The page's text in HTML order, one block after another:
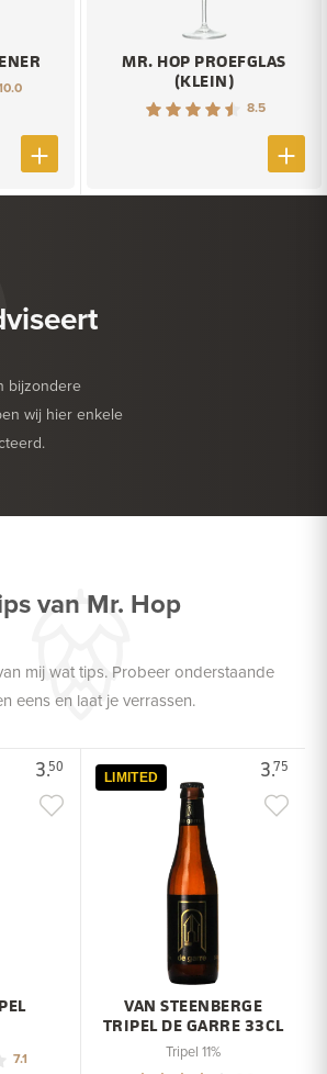
MR. HOP PROEFGLAS
(KLEIN)
8.5
bijzondere
wij hier enkele
van Mr. Hop
mij wat tips. Probeer onderstaande
eens en laat je verrassen.
3.50
7.1
3.75
LIMITED
VAN STEENBERGE
TRIPEL DE GARRE 33CL
Tripel 11%